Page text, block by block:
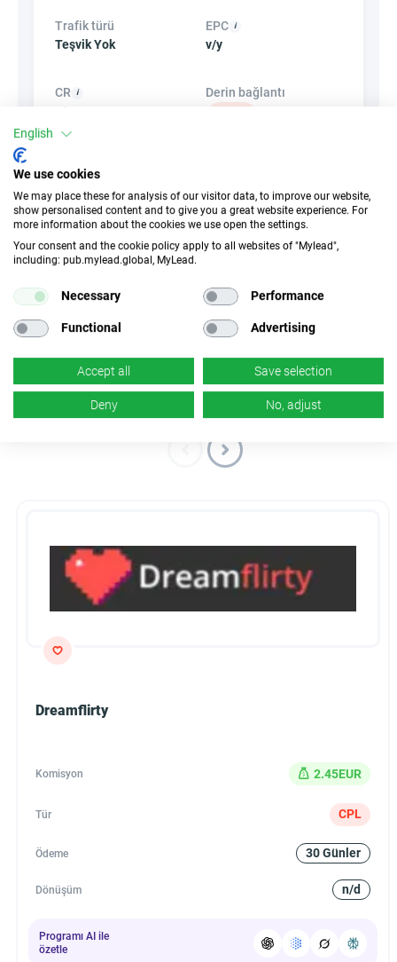
Trafik türü
Teşvik Yok
EPC
v/y
CR
v/y
Derin bağlantı
Afişler
×Hayır ✓Evet
Ürünler
Kuponlar ve
×Hayır
Benzer kampanyalar
Dreamflirty
Komisyon 2.45EUR
Tür CPL
Ödeme 30 Günler
Dönüşüm n/d
Programı AI ile
özetle
English
We use cookies
We may place these for analysis of our visitor data, to improve our website,
show personalised content and to give you a great website experience. For
more information about the cookies we use open the settings.
Your consent and the cookie policy apply to all websites of "Mylead",
including: pub.mylead.global, MyLead.
Necessary Performance
Functional Advertising
Accept all Save selection
Deny No, adjust